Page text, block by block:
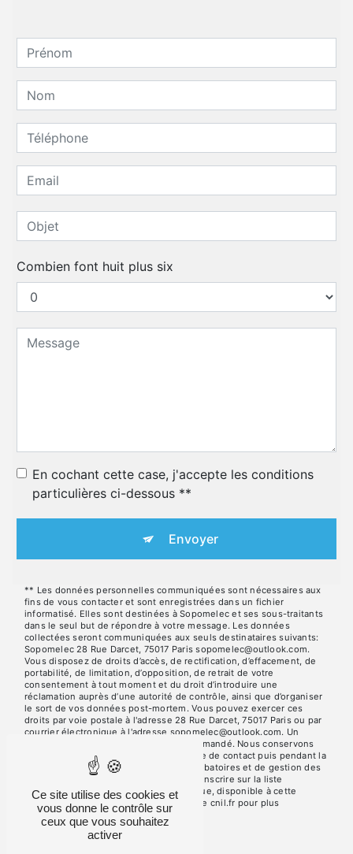
Combien font huit plus six
En cochant cette case, j'accepte les conditions
particulières ci-dessous **
Envoyer
** Les données personnelles communiquées sont nécessaires aux
fins de vous contacter et sont enregistrées dans un fichier
informatisé. Elles sont destinées à Sopomelec et ses sous-traitants
dans le seul but de répondre à votre message. Les données
collectées seront communiquées aux seuls destinataires suivants:
Sopomelec 28 Rue Darcet, 75017 Paris sopomelec@outlook.com.
Vous disposez de droits d’accès, de rectification, d’effacement, de
portabilité, de limitation, d’opposition, de retrait de votre
consentement à tout moment et du droit d’introduire une
réclamation auprès d’une autorité de contrôle, ainsi que d’organiser
le sort de vos données post-mortem. Vous pouvez exercer ces
droits par voie postale à l'adresse 28 Rue Darcet, 75017 Paris ou par
courrier électronique à l'adresse sopomelec@outlook.com. Un
justificatif d'identité pourra vous être demandé. Nous conservons
vos données pendant la période de prise de contact puis pendant la
durée de prescription légale aux fins probatoires et de gestion des
contentieux. Vous avez le droit de vous inscrire sur la liste
d'opposition au démarchage téléphonique, disponible à cette
adresse: Bloctel.gouv.fr. Consultez le site cnil.fr pour plus
d’informations sur vos droits.
Ce site utilise des cookies et
vous donne le contrôle sur
ceux que vous souhaitez
activer